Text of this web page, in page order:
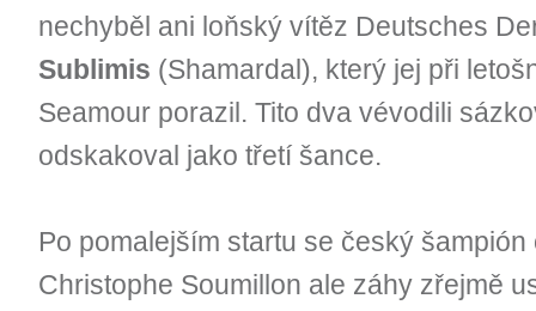
nechyběl ani loňský vítěz Deutsches
Sublimis (Shamardal), který jej při
Seamour porazil. Tito dva vévodili
odskakoval jako třetí šance.
Po pomalejším startu se český
Christophe Soumillon ale záhy zřejmě